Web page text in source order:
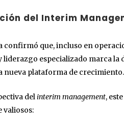
del Interim
confirmó que, incluso en
liderazgo especializado marca
nueva plataforma de crecimiento.
delinterim management,
valiosos: